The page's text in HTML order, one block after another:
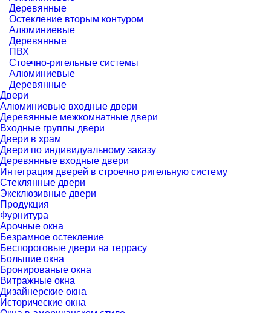
Деревянные
Остекление вторым контуром
Алюминиевые
Деревянные
ПВХ
Стоечно-ригельные системы
Алюминиевые
Деревянные
Двери
Алюминиевые входные двери
Деревянные межкомнатные двери
Входные группы двери
Двери в храм
Двери по индивидуальному заказу
Деревянные входные двери
Интеграция дверей в строечно ригельную систему
Стеклянные двери
Эксклюзивные двери
Продукция
Фурнитура
Арочные окна
Безрамное остекление
Беспороговые двери на террасу
Большие окна
Бронированые окна
Витражные окна
Дизайнерские окна
Исторические окна